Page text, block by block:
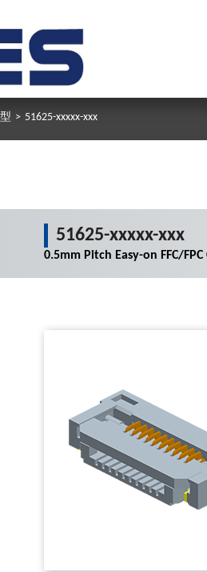
> 51625-xxxxx-xxx
51625-xxxxx-xxx
0.5mm Pitch Easy-on FFC/